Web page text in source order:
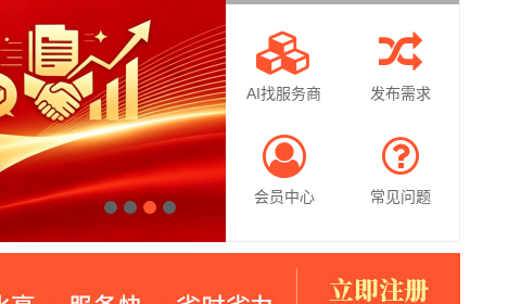
3 4
AI找服务商 发布需求
会员中心 常见问题